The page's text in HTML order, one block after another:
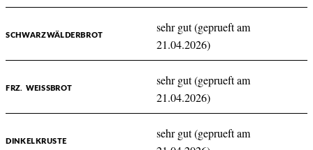
SCHWARZWÄLDERBROT
sehr gut (geprueft am
21.04.2026)
FRZ. WEISSBROT
sehr gut (geprueft am
21.04.2026)
DINKELKRUSTE
sehr gut (geprueft am